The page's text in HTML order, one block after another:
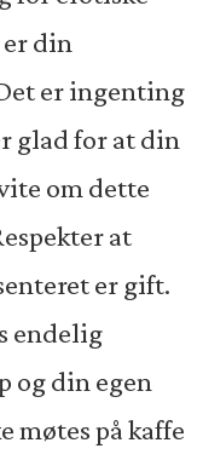
din
er ingenting
glad for at din
om dette
at
er gift.
endelig
og din egen
møtes på kaffe